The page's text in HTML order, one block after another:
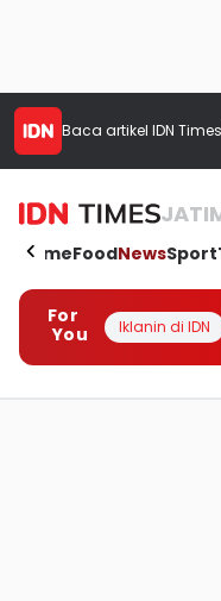
Baca artikel IDN Times
HomeFoodNewsSport
For
You
Iklanin di IDN